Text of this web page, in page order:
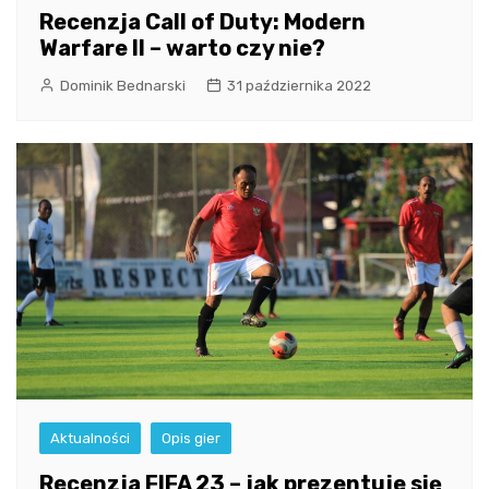
Recenzja Call of Duty: Modern
Warfare II – warto czy nie?
Dominik Bednarski 31 października 2022
Aktualności Opis gier
Recenzja FIFA 23 – jak prezentuje się